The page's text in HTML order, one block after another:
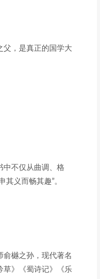
父，是真正的国学大
中不仅从曲调、格
义而畅其趣”。
樾之孙，现代著名
草》《蜀诗记》《乐